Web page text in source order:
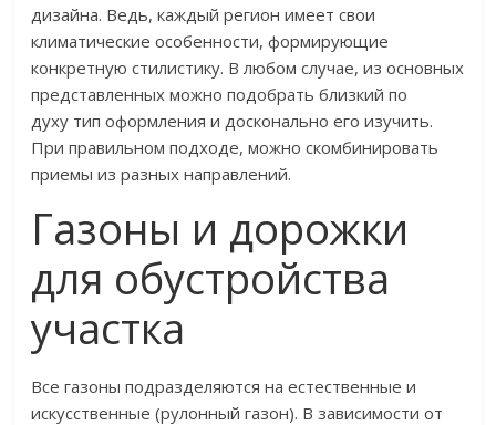
дизайна. Ведь, каждый регион имеет свои
климатические особенности, формирующие
конкретную стилистику. В любом случае, из основных
представленных можно подобрать близкий по
духу тип оформления и досконально его изучить.
При правильном подходе, можно скомбинировать
приемы из разных направлений.
Газоны и дорожки
для обустройства
участка
Все газоны подразделяются на естественные и
искусственные (рулонный газон). В зависимости от